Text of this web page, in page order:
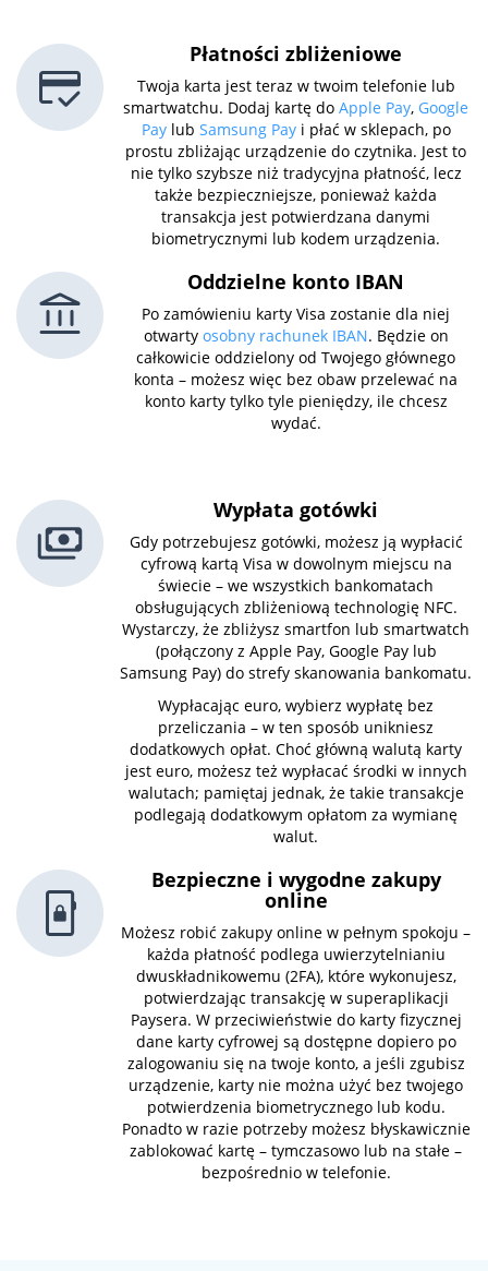
Płatności zbliżeniowe
Twoja karta jest teraz w twoim telefonie lub
smartwatchu. Dodaj kartę do Apple Pay, Google
Paylub Samsung Payi płać w sklepach, po
prostu zbliżając urządzenie do czytnika. Jest to
nie tylko szybsze niż tradycyjna płatność, lecz
także bezpieczniejsze, ponieważ każda
transakcja jest potwierdzana danymi
biometrycznymi lub kodem urządzenia.
Oddzielne konto IBAN
Po zamówieniu karty Visa zostanie dla niej
otwarty osobny rachunek IBAN. Będzie on
całkowicie oddzielony od Twojego głównego
konta – możesz więc bez obaw przelewać na
konto karty tylko tyle pieniędzy, ile chcesz
wydać.
Wypłata gotówki
Gdy potrzebujesz gotówki, możesz ją wypłacić
cyfrową kartą Visa w dowolnym miejscu na
świecie – we wszystkich bankomatach
obsługujących zbliżeniową technologię NFC.
Wystarczy, że zbliżysz smartfon lub smartwatch
(połączony z Apple Pay, Google Pay lub
Samsung Pay) do strefy skanowania bankomatu.
Wypłacając euro, wybierz wypłatę bez
przeliczania – w ten sposób unikniesz
dodatkowych opłat. Choć główną walutą karty
jest euro, możesz też wypłacać środki w innych
walutach; pamiętaj jednak, że takie transakcje
podlegają dodatkowym opłatom za wymianę
walut.
Bezpieczne i wygodne zakupy
online
Możesz robić zakupy online w pełnym spokoju –
każda płatność podlega uwierzytelnianiu
dwuskładnikowemu (2FA), które wykonujesz,
potwierdzając transakcję w superaplikacji
Paysera. W przeciwieństwie do karty fizycznej
dane karty cyfrowej są dostępne dopiero po
zalogowaniu się na twoje konto, a jeśli zgubisz
urządzenie, karty nie można użyć bez twojego
potwierdzenia biometrycznego lub kodu.
Ponadto w razie potrzeby możesz błyskawicznie
zablokować kartę – tymczasowo lub na stałe –
bezpośrednio w telefonie.